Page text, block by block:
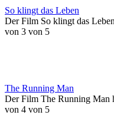
So klingt das Leben
Der Film So klingt das
von 3 von 5
The Running Man
Der Film The Running Man
von 4 von 5